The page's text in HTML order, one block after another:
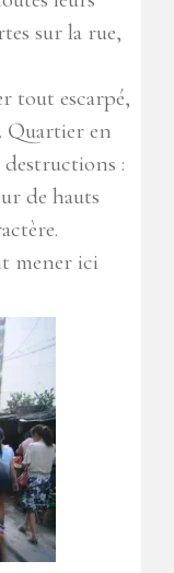
sur la rue,
tout escarpé,
Quartier en
destructions :
de hauts
mener ici